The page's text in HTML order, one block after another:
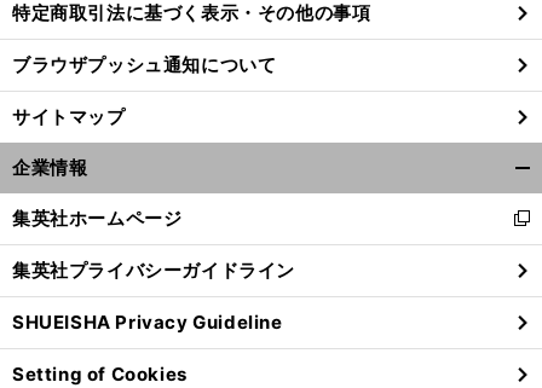
】
特定商取引法に基づく表示・その他の事項
ブラウザプッシュ通知について
サイトマップ
企業情報
閉
る
集英社ホームページ
新
し
い
ウ
ィ
ン
ド
集英社プライバシーガイドライン
SHUEISHA Privacy Guideline
Setting of Cookies